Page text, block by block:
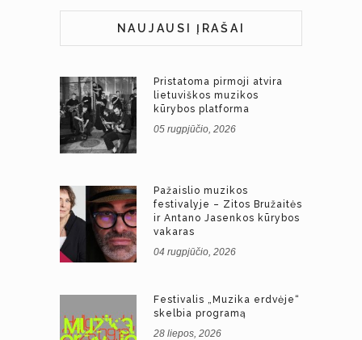
NAUJAUSI ĮRAŠAI
Pristatoma pirmoji atvira
lietuviškos muzikos
kūrybos platforma
05 rugpjūčio, 2026
Pažaislio muzikos
festivalyje – Zitos Bružaitės
ir Antano Jasenkos kūrybos
vakaras
04 rugpjūčio, 2026
Festivalis „Muzika erdvėje“
skelbia programą
28 liepos, 2026